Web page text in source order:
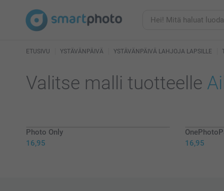
ETUSIVU YSTÄVÄNPÄIVÄ YSTÄVÄNPÄIVÄ LAHJOJA LAPSILLE
Valitse malli tuotteelle
Photo Only
16,95
16,95